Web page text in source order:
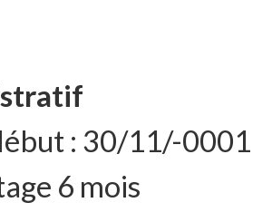
: 30/11/-0001
6 mois